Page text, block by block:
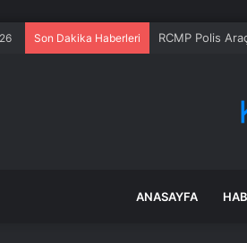
Son Dakika Haberleri RCMP Polis
ANASAYFA